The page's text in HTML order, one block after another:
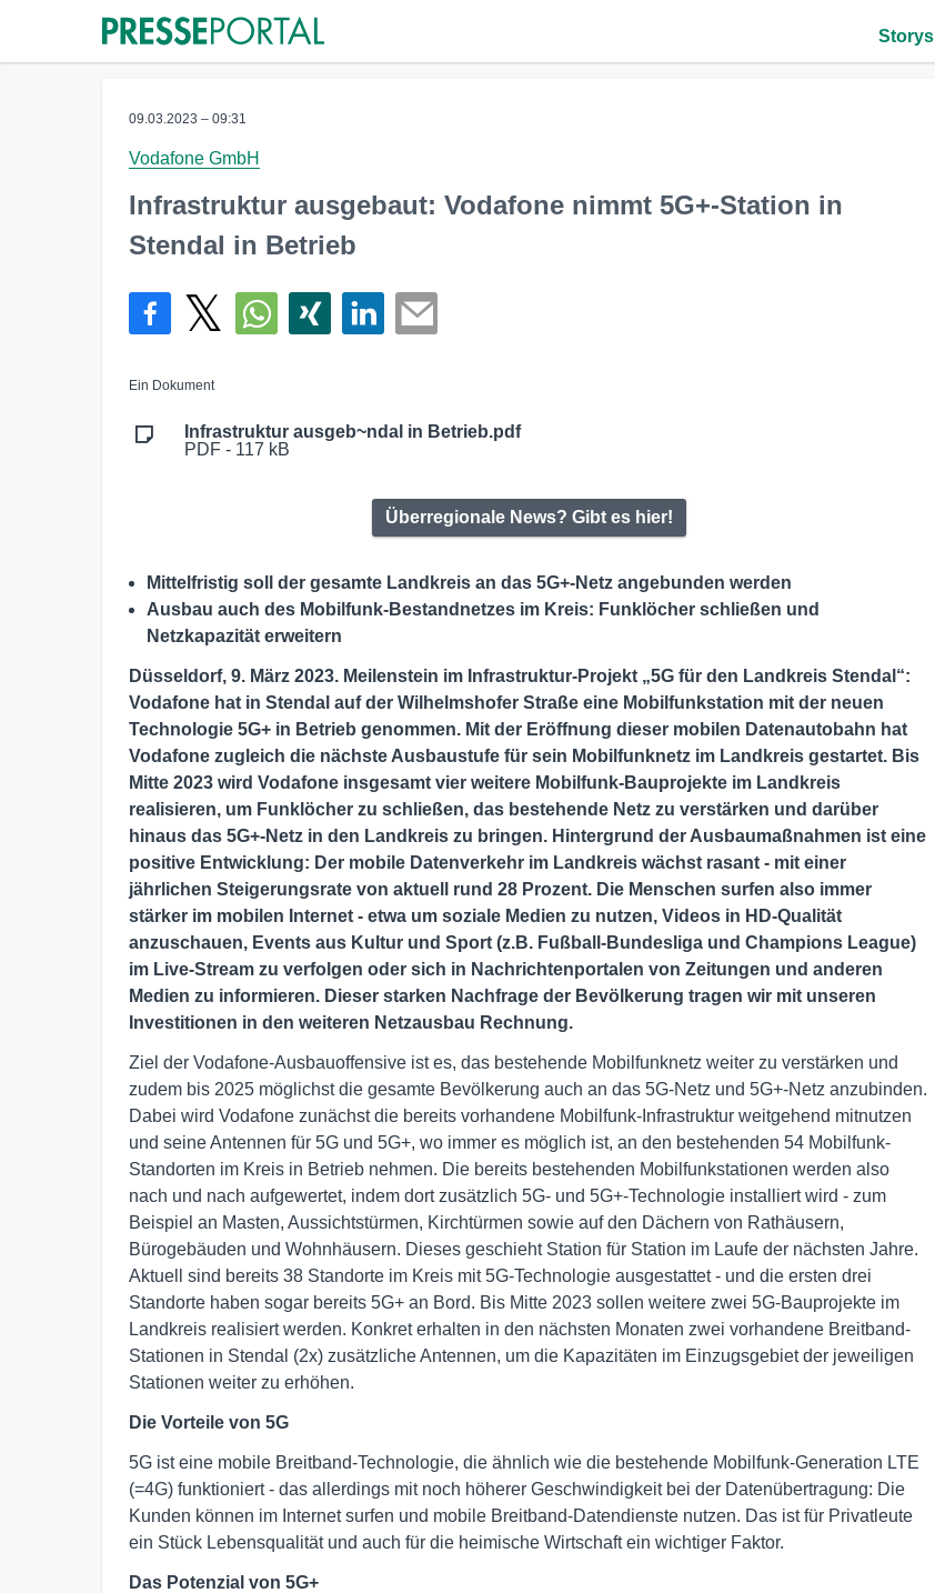
Storys
09.03.2023 – 09:31
Vodafone GmbH
Infrastruktur ausgebaut: Vodafone nimmt 5G+-Station in
Stendal in Betrieb
Ein Dokument
Infrastruktur ausgeb~ndal in Betrieb.pdf
PDF - 117 kB
Überregionale News? Gibt es hier!
Mittelfristig soll der gesamte Landkreis an das 5G+-Netz angebunden werden
Ausbau auch des Mobilfunk-Bestandnetzes im Kreis: Funklöcher schließen und
Netzkapazität erweitern
Düsseldorf, 9. März 2023. Meilenstein im Infrastruktur-Projekt „5G für den Landkreis Stendal“:
Vodafone hat in Stendal auf der Wilhelmshofer Straße eine Mobilfunkstation mit der neuen
Technologie 5G+ in Betrieb genommen. Mit der Eröffnung dieser mobilen Datenautobahn hat
Vodafone zugleich die nächste Ausbaustufe für sein Mobilfunknetz im Landkreis gestartet. Bis
Mitte 2023 wird Vodafone insgesamt vier weitere Mobilfunk-Bauprojekte im Landkreis
realisieren, um Funklöcher zu schließen, das bestehende Netz zu verstärken und darüber
hinaus das 5G+-Netz in den Landkreis zu bringen. Hintergrund der Ausbaumaßnahmen ist eine
positive Entwicklung: Der mobile Datenverkehr im Landkreis wächst rasant - mit einer
jährlichen Steigerungsrate von aktuell rund 28 Prozent. Die Menschen surfen also immer
stärker im mobilen Internet - etwa um soziale Medien zu nutzen, Videos in HD-Qualität
anzuschauen, Events aus Kultur und Sport (z.B. Fußball-Bundesliga und Champions League)
im Live-Stream zu verfolgen oder sich in Nachrichtenportalen von Zeitungen und anderen
Medien zu informieren. Dieser starken Nachfrage der Bevölkerung tragen wir mit unseren
Investitionen in den weiteren Netzausbau Rechnung.
Ziel der Vodafone-Ausbauoffensive ist es, das bestehende Mobilfunknetz weiter zu verstärken und
zudem bis 2025 möglichst die gesamte Bevölkerung auch an das 5G-Netz und 5G+-Netz anzubinden.
Dabei wird Vodafone zunächst die bereits vorhandene Mobilfunk-Infrastruktur weitgehend mitnutzen
und seine Antennen für 5G und 5G+, wo immer es möglich ist, an den bestehenden 54 Mobilfunk-
Standorten im Kreis in Betrieb nehmen. Die bereits bestehenden Mobilfunkstationen werden also
nach und nach aufgewertet, indem dort zusätzlich 5G- und 5G+-Technologie installiert wird - zum
Beispiel an Masten, Aussichtstürmen, Kirchtürmen sowie auf den Dächern von Rathäusern,
Bürogebäuden und Wohnhäusern. Dieses geschieht Station für Station im Laufe der nächsten Jahre.
Aktuell sind bereits 38 Standorte im Kreis mit 5G-Technologie ausgestattet - und die ersten drei
Standorte haben sogar bereits 5G+ an Bord. Bis Mitte 2023 sollen weitere zwei 5G-Bauprojekte im
Landkreis realisiert werden. Konkret erhalten in den nächsten Monaten zwei vorhandene Breitband-
Stationen in Stendal (2x) zusätzliche Antennen, um die Kapazitäten im Einzugsgebiet der jeweiligen
Stationen weiter zu erhöhen.
Die Vorteile von 5G
5G ist eine mobile Breitband-Technologie, die ähnlich wie die bestehende Mobilfunk-Generation LTE
(=4G) funktioniert - das allerdings mit noch höherer Geschwindigkeit bei der Datenübertragung: Die
Kunden können im Internet surfen und mobile Breitband-Datendienste nutzen. Das ist für Privatleute
ein Stück Lebensqualität und auch für die heimische Wirtschaft ein wichtiger Faktor.
Das Potenzial von 5G+